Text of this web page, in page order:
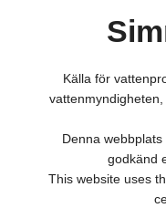
Källa för
Denna
godkänd
This website uses